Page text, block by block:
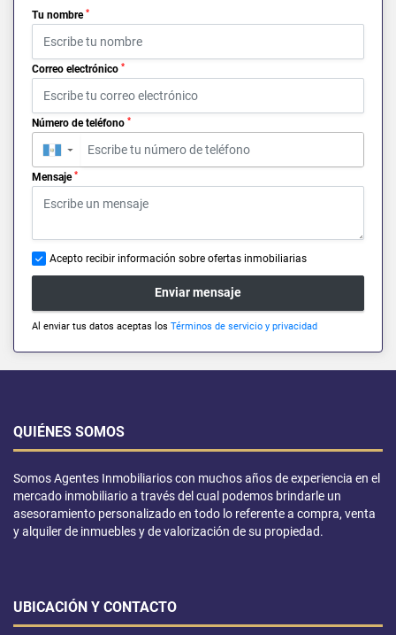
Tu nombre *
Correo electrónico *
Número de teléfono *
▼
Mensaje *
Acepto recibir información sobre ofertas inmobiliarias
Enviar mensaje
Al enviar tus datos aceptas los Términos de servicio y privacidad
QUIÉNES SOMOS
Somos Agentes Inmobiliarios con muchos años de experiencia en el
mercado inmobiliario a través del cual podemos brindarle un
asesoramiento personalizado en todo lo referente a compra, venta
y alquiler de inmuebles y de valorización de su propiedad.
UBICACIÓN Y CONTACTO